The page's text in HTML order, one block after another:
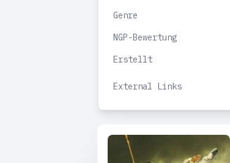
Genre
NGP-Bewertung
Erstellt
External Links